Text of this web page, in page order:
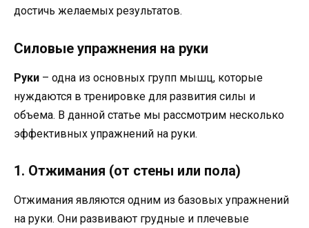
достичь желаемых результатов.
Силовые упражнения на руки
Руки – одна из основных групп мышц, которые
нуждаются в тренировке для развития силы и
объема. В данной статье мы рассмотрим несколько
эффективных упражнений на руки.
1. Отжимания (от стены или пола)
Отжимания являются одним из базовых упражнений
на руки. Они развивают грудные и плечевые